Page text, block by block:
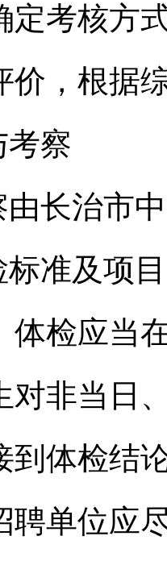
定考核方
价，根据
考察
长治市
标准及项
体检应当
对非当日
到体检结
聘单位应